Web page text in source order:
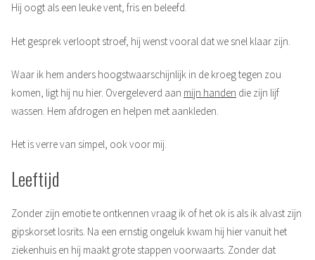
Hij oogt als een leuke vent, fris en beleefd.
Het gesprek verloopt stroef, hij wenst vooral dat we snel klaar zijn.
Waar ik hem anders hoogstwaarschijnlijk in de kroeg tegen zou
komen, ligt hij nu hier. Overgeleverd aan mijn handen die zijn lijf
wassen. Hem afdrogen en helpen met aankleden.
Het is verre van simpel, ook voor mij.
Leeftijd
Zonder zijn emotie te ontkennen vraag ik of het ok is als ik alvast zijn
gipskorset losrits. Na een ernstig ongeluk kwam hij hier vanuit het
ziekenhuis en hij maakt grote stappen voorwaarts. Zonder dat